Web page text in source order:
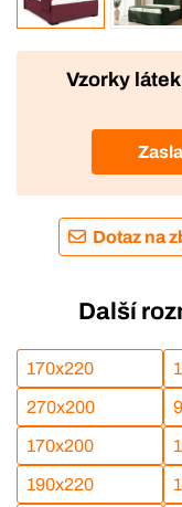
Vzorky
Dotaz na
Další
170x220
270x200
170x200
190x220